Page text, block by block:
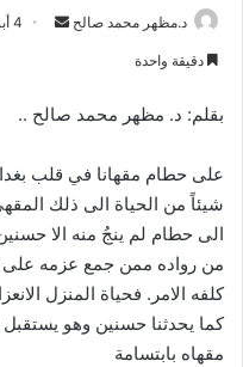
د.مظهر محمد صالح
أرسل 4 أبريل، 2023
دقيقة واحدة
بقلم: د. مظهر محمد صالح ..
على حطام مقهانا في قلب
شيئاً من الحياة الى ذلك
الى حطام لم ينجُ منه الا
من رواده ممن جمع عزمه على
كلفه الامر. فحياة المنزل
كما يحدثنا حسنين وهو يستقبل
مقهاه بابتسامة